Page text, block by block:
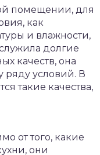
помещении, для
как
и влажности,
долгие
качеств, она
ряду условий. В
такие качества,
от того, какие
они